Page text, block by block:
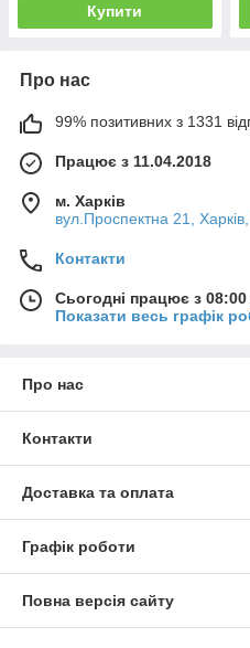
Купити
Про нас
99% позитивних з 1331
Працює з 11.04.2018
м. Харків
вул.Проспектна 21,
Контакти
Сьогодні працює з
Показати весь графік
Про нас
Контакти
Доставка та оплата
Графік роботи
Повна версія сайту